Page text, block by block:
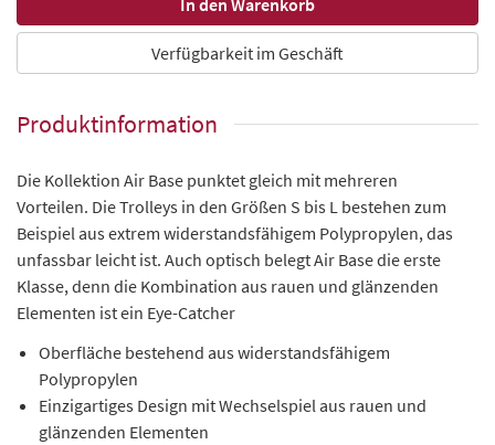
Verfügbarkeit im Geschäft
Produktinformation
Die Kollektion Air Base punktet gleich mit mehreren
Vorteilen. Die Trolleys in den Größen S bis L bestehen zum
Beispiel aus extrem widerstandsfähigem Polypropylen, das
unfassbar leicht ist. Auch optisch belegt Air Base die erste
Klasse, denn die Kombination aus rauen und glänzenden
Elementen ist ein Eye-Catcher
Oberfläche bestehend aus widerstandsfähigem
Polypropylen
Einzigartiges Design mit Wechselspiel aus rauen und
glänzenden Elementen